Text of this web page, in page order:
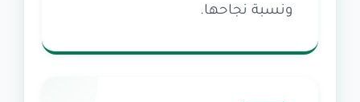
ونسبة نجاحها.